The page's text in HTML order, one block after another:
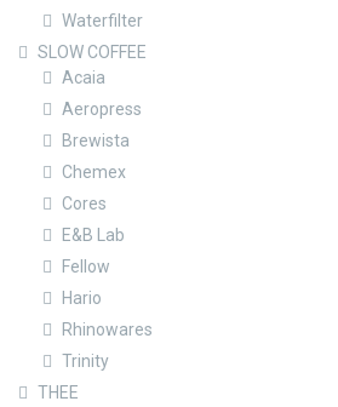
Waterfilter
SLOW COFFEE
Acaia
Aeropress
Brewista
Chemex
Cores
E&B Lab
Fellow
Hario
Rhinowares
Trinity
THEE